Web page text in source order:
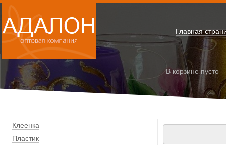
Главная
В корзине пусто
Клеенка
Пластик